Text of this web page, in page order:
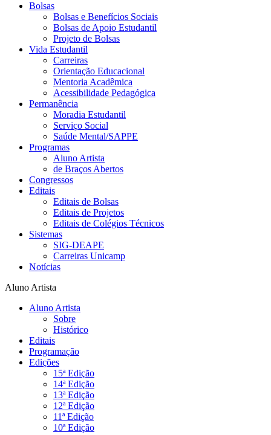
Bolsas
Bolsas e Benefícios Sociais
Bolsas de Apoio Estudantil
Projeto de Bolsas
Vida Estudantil
Carreiras
Orientação Educacional
Mentoria Acadêmica
Acessibilidade Pedagógica
Permanência
Moradia Estudantil
Serviço Social
Saúde Mental/SAPPE
Programas
Aluno Artista
de Braços Abertos
Congressos
Editais
Editais de Bolsas
Editais de Projetos
Editais de Colégios Técnicos
Sistemas
SIG-DEAPE
Carreiras Unicamp
Notícias
Aluno Artista
Aluno Artista
Sobre
Histórico
Editais
Programação
Edições
15ª Edição
14ª Edição
13ª Edição
12ª Edição
11ª Edição
10ª Edição